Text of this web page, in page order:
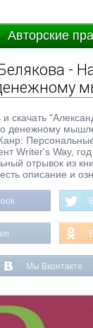
Авторские
-
скачать
денежному
Writer's Way,
отрывок из
описание и
Мы Вконтакте